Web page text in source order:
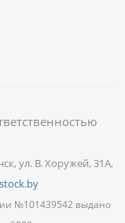
ул. В. Хоружей, 31А,
№101439542 выдано